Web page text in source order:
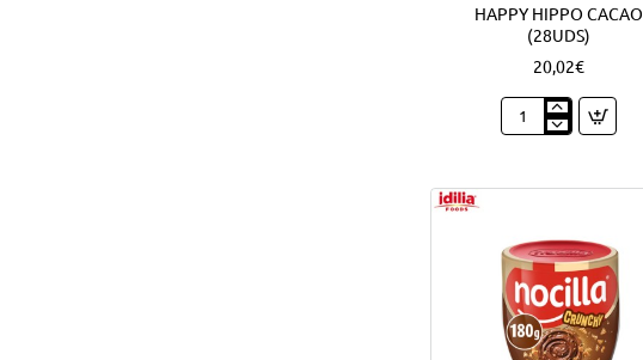
HAPPY HIPPO CACAO
(28UDS)
20,02€
Happy